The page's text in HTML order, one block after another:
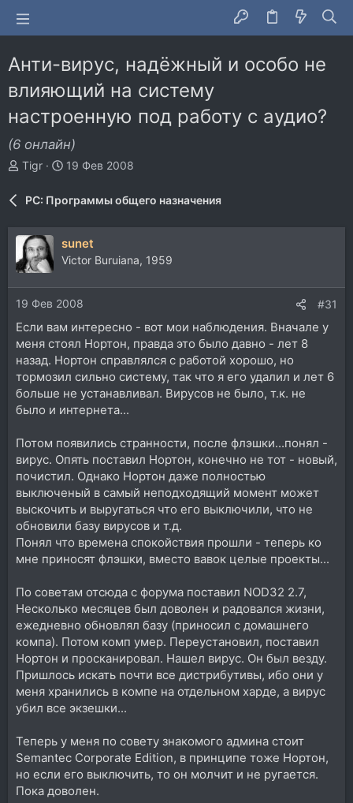
Анти-вирус, надёжный и особо не
влияющий на систему
настроенную под работу с аудио?
(6 онлайн)
А
т
р
т
е
м
Tigr
Д
н
а
ч
а
19 Фев 2008
PC: Программы общего назначения
sunet
Victor Buruiana, 1959
19 Фев 2008 #31
Если вам интересно - вот мои наблюдения. Вначале у
меня стоял Нортон, правда это было давно - лет 8
назад. Нортон справлялся с работой хорошо, но
тормозил сильно систему, так что я его удалил и лет 6
больше не устанавливал. Вирусов не было, т.к. не
было и интернета...
Потом появились странности, после флэшки...понял -
вирус. Опять поставил Нортон, конечно не тот - новый,
почистил. Однако Нортон даже полностью
выключеный в самый неподходящий момент может
выскочить и выругаться что его выключили, что не
обновили базу вирусов и т.д.
Понял что времена спокойствия прошли - теперь ко
мне приносят флэшки, вместо вавок целые проекты...
По советам отсюда с форума поставил NOD32 2.7,
Несколько месяцев был доволен и радовался жизни,
ежедневно обновлял базу (приносил с домашнего
компа). Потом комп умер. Переустановил, поставил
Нортон и просканировал. Нашел вирус. Он был везду.
Пришлось искать почти все дистрибутивы, ибо они у
меня хранились в компе на отдельном харде, а вирус
убил все экзешки...
Теперь у меня по совету знакомого админа стоит
Semantec Corporate Edition, в принципе тоже Нортон,
но если его выключить, то он молчит и не ругается.
Пока доволен.